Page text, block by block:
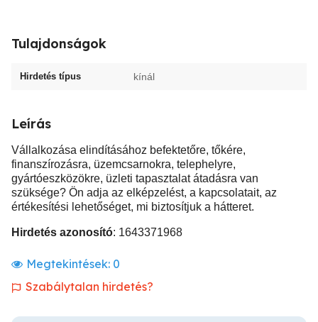
Tulajdonságok
Hirdetés típus kínál
Leírás
Vállalkozása elindításához befektetőre, tőkére,
finanszírozásra, üzemcsarnokra, telephelyre,
gyártóeszközökre, üzleti tapasztalat átadásra van
szüksége? Ön adja az elképzelést, a kapcsolatait, az
értékesítési lehetőséget, mi biztosítjuk a hátteret.
Hirdetés azonosító: 1643371968
Megtekintések: 0
Szabálytalan hirdetés?